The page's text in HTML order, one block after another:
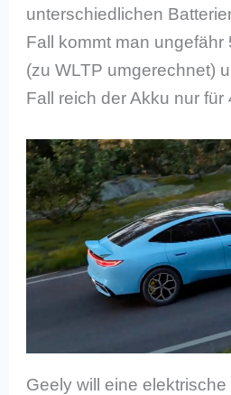
unterschiedlichen
Fall kommt man ungefähr
(zu WLTP umgerechnet)
Fall reich der Akku nur für
Geely will eine